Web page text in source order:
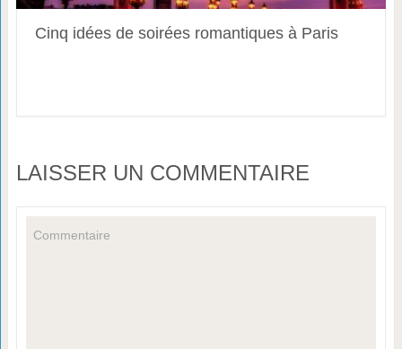
Cinq idées de soirées romantiques à Paris
LAISSER UN COMMENTAIRE